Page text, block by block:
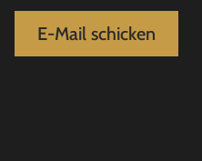
E-Mail schicken